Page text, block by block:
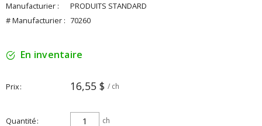
Manufacturier :
PRODUITS STANDARD
# Manufacturier : 70260
En inventaire
Prix 16,55 $ / ch
Quantité ch